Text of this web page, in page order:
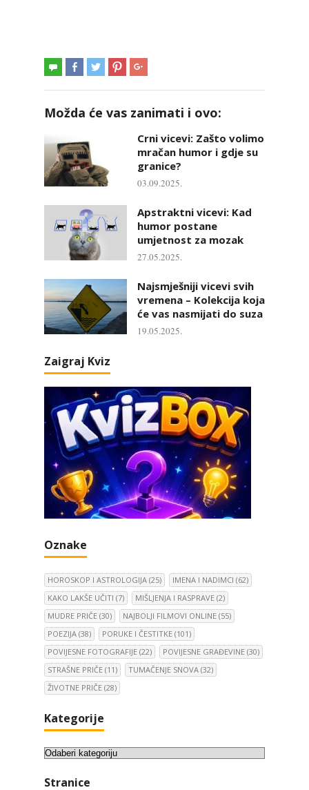
Možda će vas zanimati i ovo:
Crni vicevi: Zašto volimo
mračan humor i gdje su
granice?
03.09.2025.
Apstraktni vicevi: Kad
humor postane
umjetnost za mozak
27.05.2025.
Najsmješniji vicevi svih
vremena – Kolekcija koja
će vas nasmijati do suza
19.05.2025.
Zaigraj Kviz
Oznake
HOROSKOP I ASTROLOGIJA (25) IMENA I NADIMCI (62)
KAKO LAKŠE UČITI (7) MIŠLJENJA I RASPRAVE (2)
MUDRE PRIČE (30) NAJBOLJI FILMOVI ONLINE (55)
POEZIJA (38) PORUKE I ČESTITKE (101)
POVIJESNE FOTOGRAFIJE (22) POVIJESNE GRAĐEVINE (30)
STRAŠNE PRIČE (11) TUMAČENJE SNOVA (32)
ŽIVOTNE PRIČE (28)
Kategorije
K
t
Stranice